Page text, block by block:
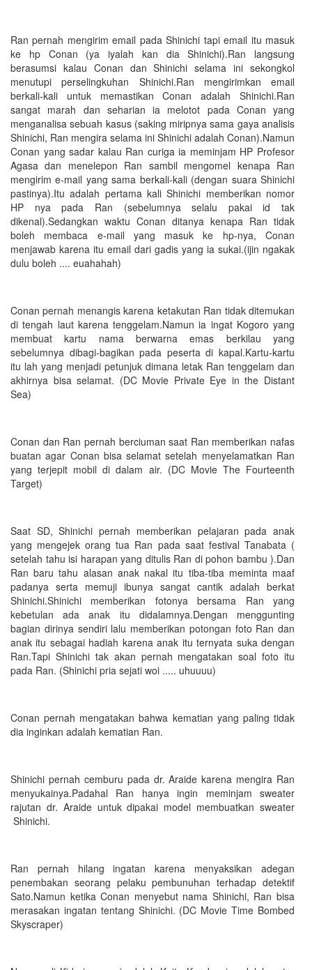
Ran pernah mengirim email pada Shinichi tapi email itu masuk
ke hp Conan (ya iyalah kan dia Shinichi).Ran langsung
berasumsi kalau Conan dan Shinichi selama ini sekongkol
menutupi perselingkuhan Shinichi.Ran mengirimkan email
berkali-kali untuk memastikan Conan adalah Shinichi.Ran
sangat marah dan seharian ia melotot pada Conan yang
menganalisa sebuah kasus (saking miripnya sama gaya analisis
Shinichi, Ran mengira selama ini Shinichi adalah Conan).Namun
Conan yang sadar kalau Ran curiga ia meminjam HP Profesor
Agasa dan menelepon Ran sambil mengomel kenapa Ran
mengirim e-mail yang sama berkali-kali (dengan suara Shinichi
pastinya).Itu adalah pertama kali Shinichi memberikan nomor
HP nya pada Ran (sebelumnya selalu pakai id tak
dikenal).Sedangkan waktu Conan ditanya kenapa Ran tidak
boleh membaca e-mail yang masuk ke hp-nya, Conan
menjawab karena itu email dari gadis yang ia sukai.(ijin ngakak
dulu boleh .... euahahah)
Conan pernah menangis karena ketakutan Ran tidak ditemukan
di tengah laut karena tenggelam.Namun ia ingat Kogoro yang
membuat kartu nama berwarna emas berkilau yang
sebelumnya dibagi-bagikan pada peserta di kapal.Kartu-kartu
itu lah yang menjadi petunjuk dimana letak Ran tenggelam dan
akhirnya bisa selamat. (DC Movie Private Eye in the Distant
Sea)
Conan dan Ran pernah berciuman saat Ran memberikan nafas
buatan agar Conan bisa selamat setelah menyelamatkan Ran
yang terjepit mobil di dalam air. (DC Movie The Fourteenth
Target)
Saat SD, Shinichi pernah memberikan pelajaran pada anak
yang mengejek orang tua Ran pada saat festival Tanabata (
setelah tahu isi harapan yang ditulis Ran di pohon bambu ).Dan
Ran baru tahu alasan anak nakal itu tiba-tiba meminta maaf
padanya serta memuji ibunya sangat cantik adalah berkat
Shinichi.Shinichi memberikan fotonya bersama Ran yang
kebetulan ada anak itu didalamnya.Dengan menggunting
bagian dirinya sendiri lalu memberikan potongan foto Ran dan
anak itu sebagai hadiah karena anak itu ternyata suka dengan
Ran.Tapi Shinichi tak akan pernah mengatakan soal foto itu
pada Ran. (Shinichi pria sejati woi ..... uhuuuu)
Conan pernah mengatakan bahwa kematian yang paling tidak
dia inginkan adalah kematian Ran.
Shinichi pernah cemburu pada dr. Araide karena mengira Ran
menyukainya.Padahal Ran hanya ingin meminjam sweater
rajutan dr. Araide untuk dipakai model membuatkan sweater
Shinichi.
Ran pernah hilang ingatan karena menyaksikan adegan
penembakan seorang pelaku pembunuhan terhadap detektif
Sato.Namun ketika Conan menyebut nama Shinichi, Ran bisa
merasakan ingatan tentang Shinichi. (DC Movie Time Bombed
Skyscraper)